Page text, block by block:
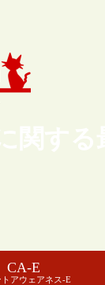
関す
CA-E
トアウェアネス-E